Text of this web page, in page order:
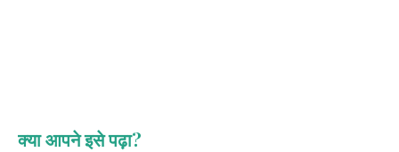
क्या आपने इसे पढ़ा?